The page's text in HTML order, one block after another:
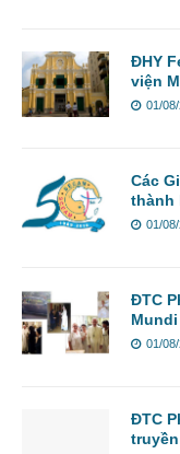
ĐHY
viện
01/
Các
thành
01/
ĐTC
01/
ĐTC